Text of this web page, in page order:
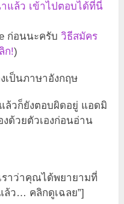
แล้ว เข้าไปตอบได้ที่นี่
ก่อนนะครับ วิธีสมัคร
ก!)
เป็นภาษาอังกฤษ
ล้วก็ยังตอบผิดอยู่ แอดมิ
ด้วยตัวเองก่อนอ่าน
ราว่าคุณได้พยายามที่
ล้ว… คลิกดูเฉลย”]